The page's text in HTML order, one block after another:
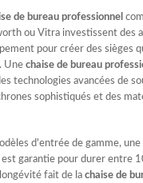
de bureau professionnel
ou Vitra investissent des
pour créer des sièges
Unechaise de bureau
technologies avancées de
sophistiqués et des
d'entrée de gamme, une
est garantie pour durer entre
fait de lachaise de